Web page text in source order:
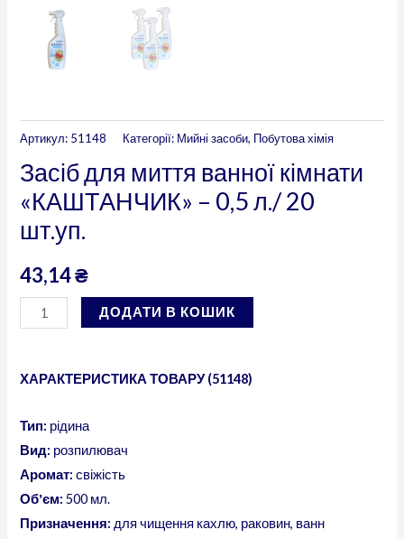
Артикул: 51148 Категорії: Мийні засоби, Побутова хімія
Засіб для миття ванної кімнати
«КАШТАНЧИК» – 0,5 л./ 20
шт.уп.
43,14₴
ДОДАТИ В КОШИК
ХАРАКТЕРИСТИКА ТОВАРУ (51148)
Тип: рідина
Вид: розпилювач
Аромат: свіжість
Обʼєм: 500 мл.
Призначення: для чищення кахлю, раковин, ванн